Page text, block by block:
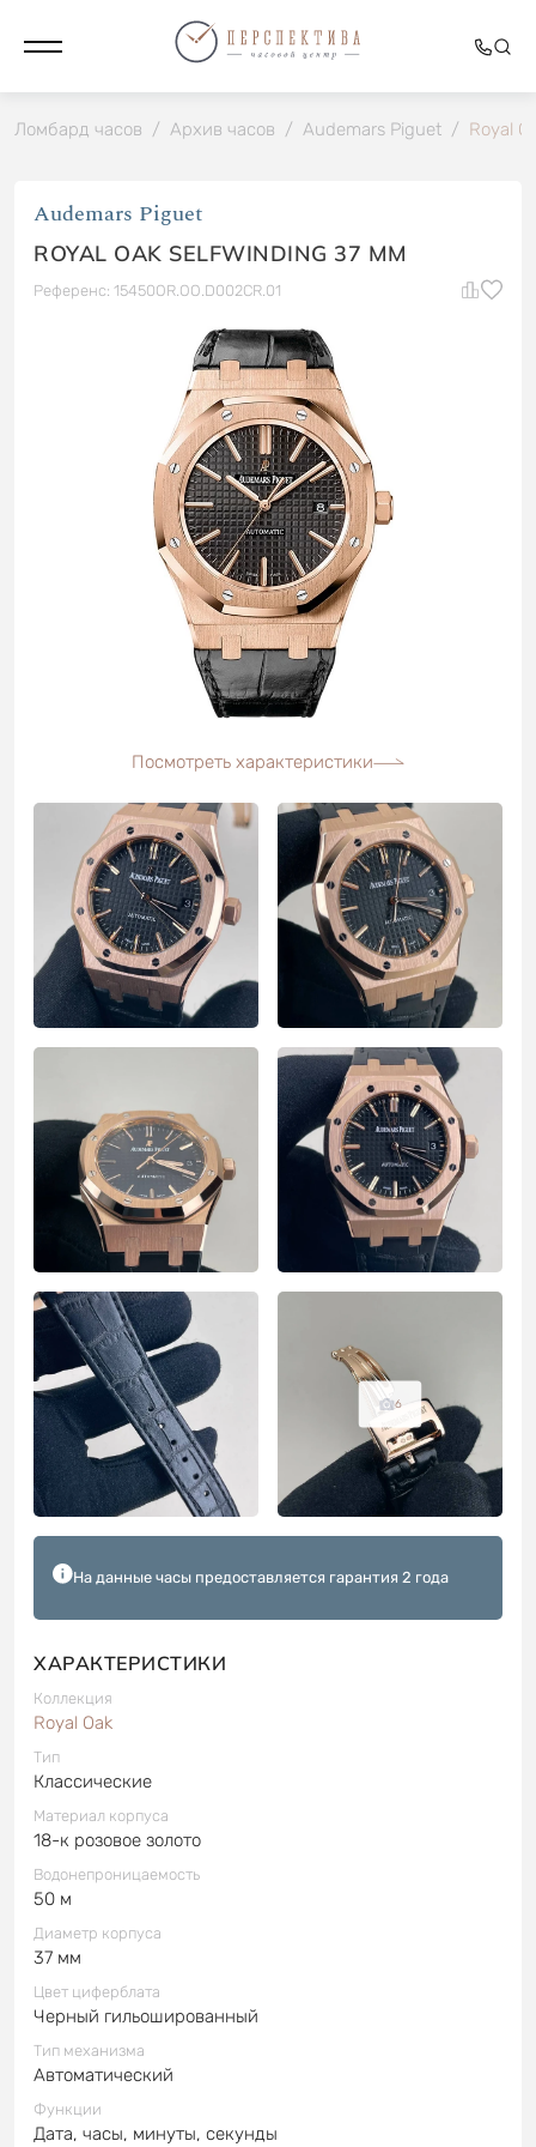
Ломбард часов / Архив часов / Audemars Piguet / Royal
Audemars Piguet
ROYAL OAK SELFWINDING 37 MM
Референс: 15450OR.OO.D002CR.01
Посмотреть характеристики
6
На данные часы предоставляется гарантия 2 года
ХАРАКТЕРИСТИКИ
Коллекция
Royal Oak
Тип
Классические
Материал корпуса
18-к розовое золото
Водонепроницаемость
50 м
Диаметр корпуса
37 мм
Цвет циферблата
Черный гильошированный
Тип механизма
Автоматический
Функции
Дата, часы, минуты, секунды